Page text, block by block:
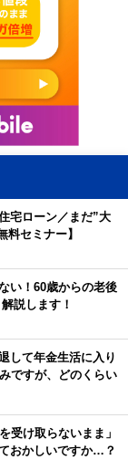
宅ローン／まだ”大
料セミナー】
い！60歳からの老後
説します！
して年金生活に入り
ですが、どのくらい
受け取らないまま」
おかしいですか…？